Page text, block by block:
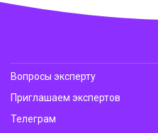
Вопросы эксперту
Приглашаем экспертов
Телеграм